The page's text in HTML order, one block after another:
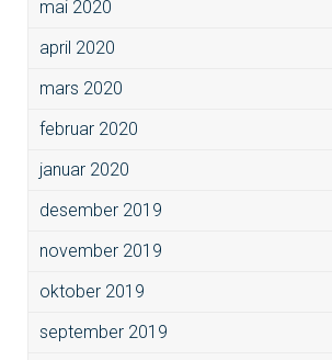
mai 2020
april 2020
mars 2020
februar 2020
januar 2020
desember 2019
november 2019
oktober 2019
september 2019